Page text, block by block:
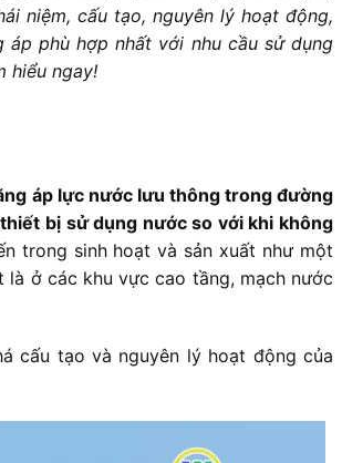
niệm, cấu tạo, nguyên lý hoạt động,
phù hợp nhất với nhu cầu sử dụng
hiểu ngay!
áp lực nước lưu thông trong đường
bị sử dụng nước so với khi không
trong sinh hoạt và sản xuất như một
ở các khu vực cao tầng, mạch nước
cấu tạo và nguyên lý hoạt động của